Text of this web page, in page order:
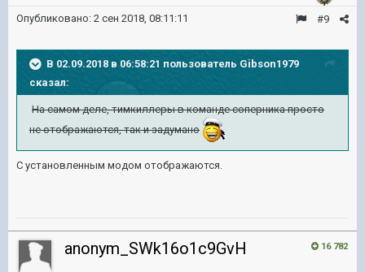
#9
Опубликовано: 2 сен 2018, 08:11:11
В 02.09.2018 в 06:58:21 пользователь Gibson1979
сказал:
На самом деле, тимкиллеры в команде соперника просто
не отображаются, так и задумано
С установленным модом отображаются.
16 782
anonym_SWk16o1c9GvH